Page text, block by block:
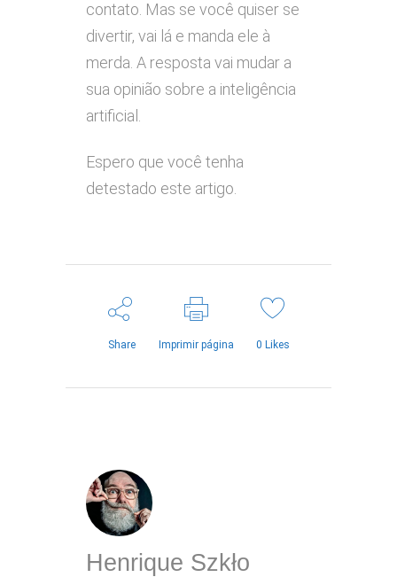
contato. Mas se você quiser se
divertir, vai lá e manda ele à
merda. A resposta vai mudar a
sua opinião sobre a inteligência
artificial.
Espero que você tenha
detestado este artigo.
Share Imprimir página 0 Likes
Henrique Szkło